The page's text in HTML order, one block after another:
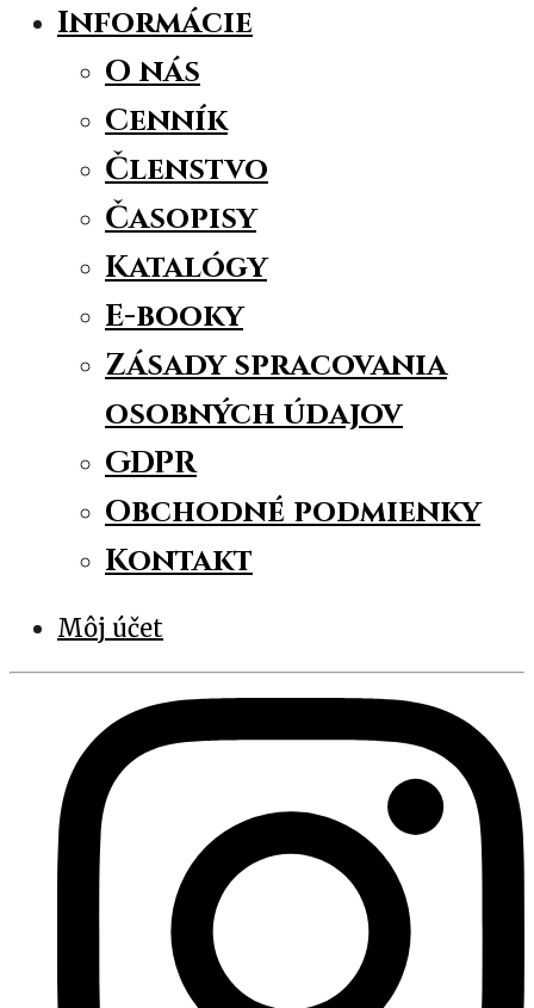
Informácie
O nás
Cenník
Členstvo
Časopisy
Katalógy
E-booky
Zásady spracovania
osobných údajov
GDPR
Obchodné podmienky
Kontakt
Môj účet